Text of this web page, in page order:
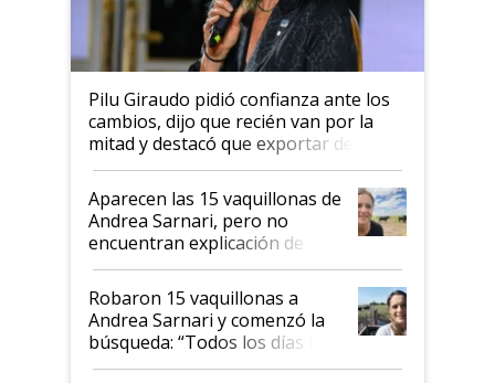
Pilu Giraudo pidió confianza ante los
cambios, dijo que recién van por la
mitad y destacó que exportar dejó de
ser "para unos pocos": "Tenemos un
mandato muy claro del gobierno
nacional"
Aparecen las 15 vaquillonas de
Andrea Sarnari, pero no
encuentran explicación de
cómo llegaron allí
Robaron 15 vaquillonas a
Andrea Sarnari y comenzó la
búsqueda: “Todos los días le
toca a algún productor”